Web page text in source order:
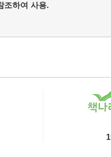
조하여 사용.